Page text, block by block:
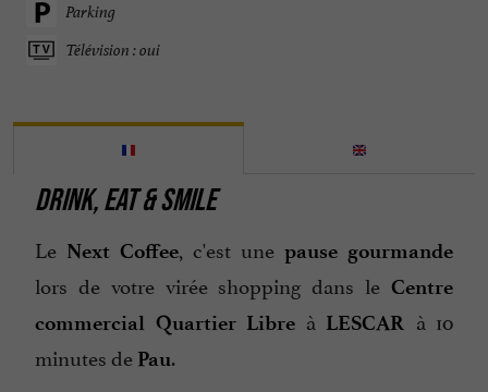
Parking
Télévision : oui
DRINK, EAT & SMILE
Le Next Coffee, c'est une pause gourmande
lors de votre virée shopping dans le Centre
commercial Quartier Libre à LESCAR à 10
minutes de Pau.